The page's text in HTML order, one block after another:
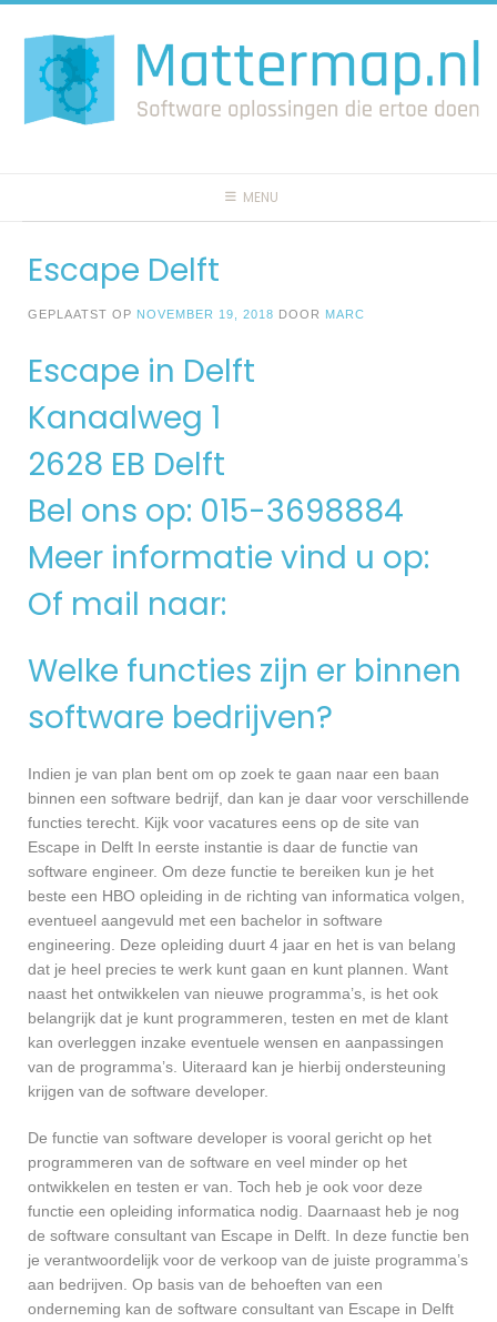
naar
inhoud
MENU
Escape Delft
GEPLAATST OP NOVEMBER 19, 2018 DOOR MARC
Escape in Delft
Kanaalweg 1
2628 EB Delft
Bel ons op: 015-3698884
Meer informatie vind u op:
Of mail naar:
Welke functies zijn er binnen
software bedrijven?
Indien je van plan bent om op zoek te gaan naar een baan
binnen een software bedrijf, dan kan je daar voor verschillende
functies terecht. Kijk voor vacatures eens op de site van
Escape in Delft In eerste instantie is daar de functie van
software engineer. Om deze functie te bereiken kun je het
beste een HBO opleiding in de richting van informatica volgen,
eventueel aangevuld met een bachelor in software
engineering. Deze opleiding duurt 4 jaar en het is van belang
dat je heel precies te werk kunt gaan en kunt plannen. Want
naast het ontwikkelen van nieuwe programma’s, is het ook
belangrijk dat je kunt programmeren, testen en met de klant
kan overleggen inzake eventuele wensen en aanpassingen
van de programma’s. Uiteraard kan je hierbij ondersteuning
krijgen van de software developer.
De functie van software developer is vooral gericht op het
programmeren van de software en veel minder op het
ontwikkelen en testen er van. Toch heb je ook voor deze
functie een opleiding informatica nodig. Daarnaast heb je nog
de software consultant van Escape in Delft. In deze functie ben
je verantwoordelijk voor de verkoop van de juiste programma’s
aan bedrijven. Op basis van de behoeften van een
onderneming kan de software consultant van Escape in Delft